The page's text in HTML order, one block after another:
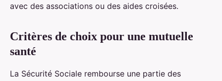
avec des associations ou des aides croisées.
Critères de choix pour une mutuelle
santé
La Sécurité Sociale rembourse une partie des